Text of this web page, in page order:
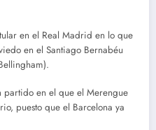
en el Real Madrid en lo que
en el Santiago Bernabéu
partido en el que el Merengue
puesto que el Barcelona ya